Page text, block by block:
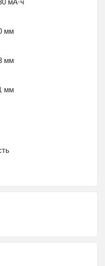
мм
мм
мм